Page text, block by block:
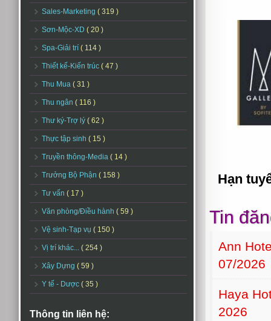
Sales-Marketing ( 319 )
Sơn-Mộc-XD ( 20 )
Spa-Giải trí ( 114 )
Thiết kế-Kiến trúc ( 47 )
Thu Mua ( 31 )
Thu ngân ( 116 )
Thư ký-Trợ lý ( 62 )
Thực tập sinh ( 15 )
Truyền thông-Media ( 14 )
Trưởng Bộ Phận ( 158 )
Tư vấn ( 17 )
Văn phòng/Điều hành ( 59 )
Vệ sinh-Tạp vụ ( 150 )
Vị trí khác... ( 254 )
Xây Dựng ( 59 )
Y tế - Dược ( 35 )
Thông tin liên hệ:
Hạn
Tin
Ann
07/2026
Haya
2026